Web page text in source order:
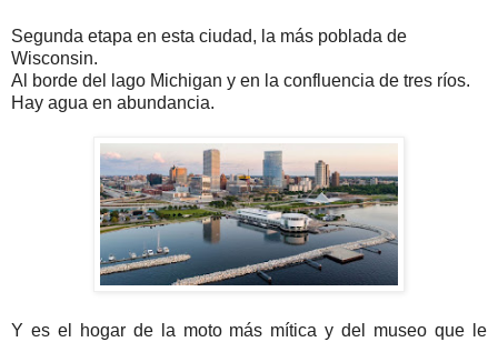
Segunda etapa en esta ciudad, la más poblada de
Wisconsin.
Al borde del lago Michigan y en la confluencia de tres ríos.
Hay agua en abundancia.
Y es el hogar de la moto más mítica y del museo que le